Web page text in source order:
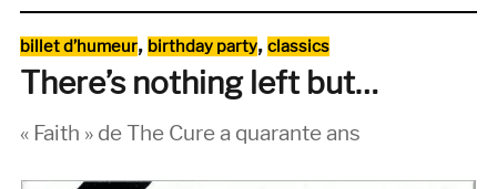
Transversales
Disques
Catégories
billet d’humeur, birthday party, classics
There’s nothing left but…
« Faith » de The Cure a quarante ans